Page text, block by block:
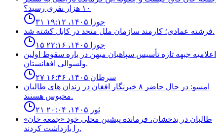
١٠ هزار نفرى رسيد؟
۳۱ جوزا ۱۴۰۵، ۱۹:۱۲
فرشته عمادى؛ كارمند سازمان ملل متحد در كابل كشته شد.
۱۵ جوزا ۱۴۰۵، ۲۲:۱۶
اعلاميه جبهه تازه تأسيس سپاهيان ميهن در باره سقوط اولين
ولسوالى افغانستان.
۲۷ سرطان ۱۴۰۵، ۱۶:۳۶
امسو: در حال حاضر ۸ خبرنگار افغان در زندان‌ های طالبان
محبوس هستند.
۲۱ ثور ۱۴۰۵، ۲۰:۰۴
طالبان در بدخشان، فرمانده پیشین محلی خود «جمعه خان»
را بازداشت کردند.